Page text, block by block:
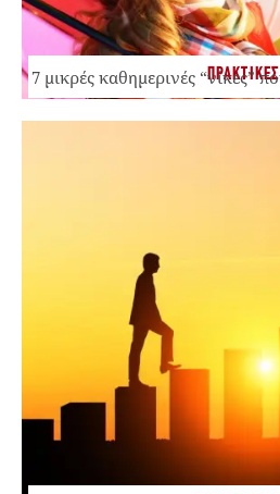
ΠΡΑΚΤΙΚΕΣ
7 μικρές καθημερινές “νίκες”